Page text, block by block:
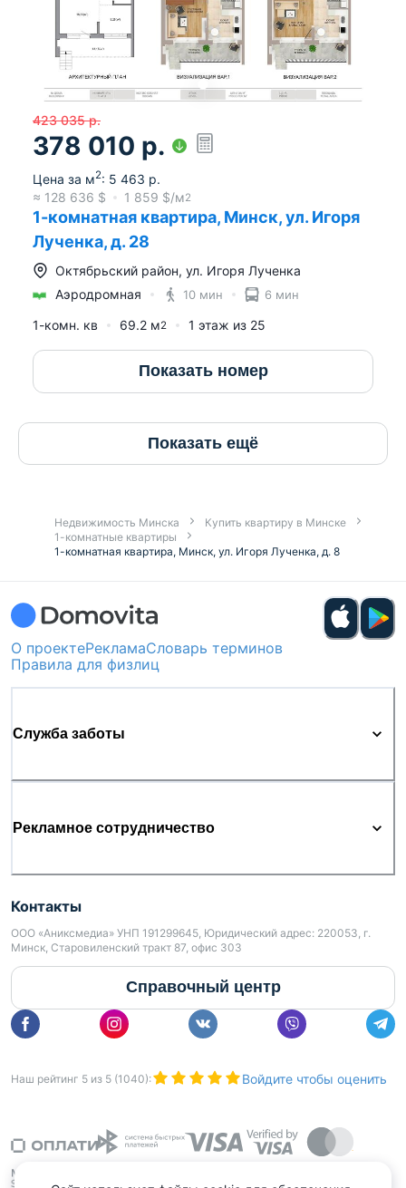
423 035 р.
378 010 р.
Цена за м2: 5 463 р.
≈ 128 636 $ 1 859 $/м2
1-комнатная квартира, Минск, ул. Игоря
Лученка, д. 28
Октябрьский район, ул. Игоря Лученка
Аэродромная
10 мин 6 мин
1-комн. кв 69.2 м2 1 этаж из 25
Показать номер
Показать ещё
Недвижимость Минска
Купить квартиру в Минске
1-комнатные квартиры
1-комнатная квартира, Минск, ул. Игоря Лученка, д. 8
О проектеРекламаСловарь терминов
Правила для физлиц
Служба заботы
Рекламное сотрудничество
Контакты
ООО «Аниксмедиа» УНП 191299645, Юридический адрес: 220053, г.
Минск, Старовиленский тракт 87, офис 303
Справочный центр
Наш рейтинг 5 из 5 (1040): Войдите чтобы оценить